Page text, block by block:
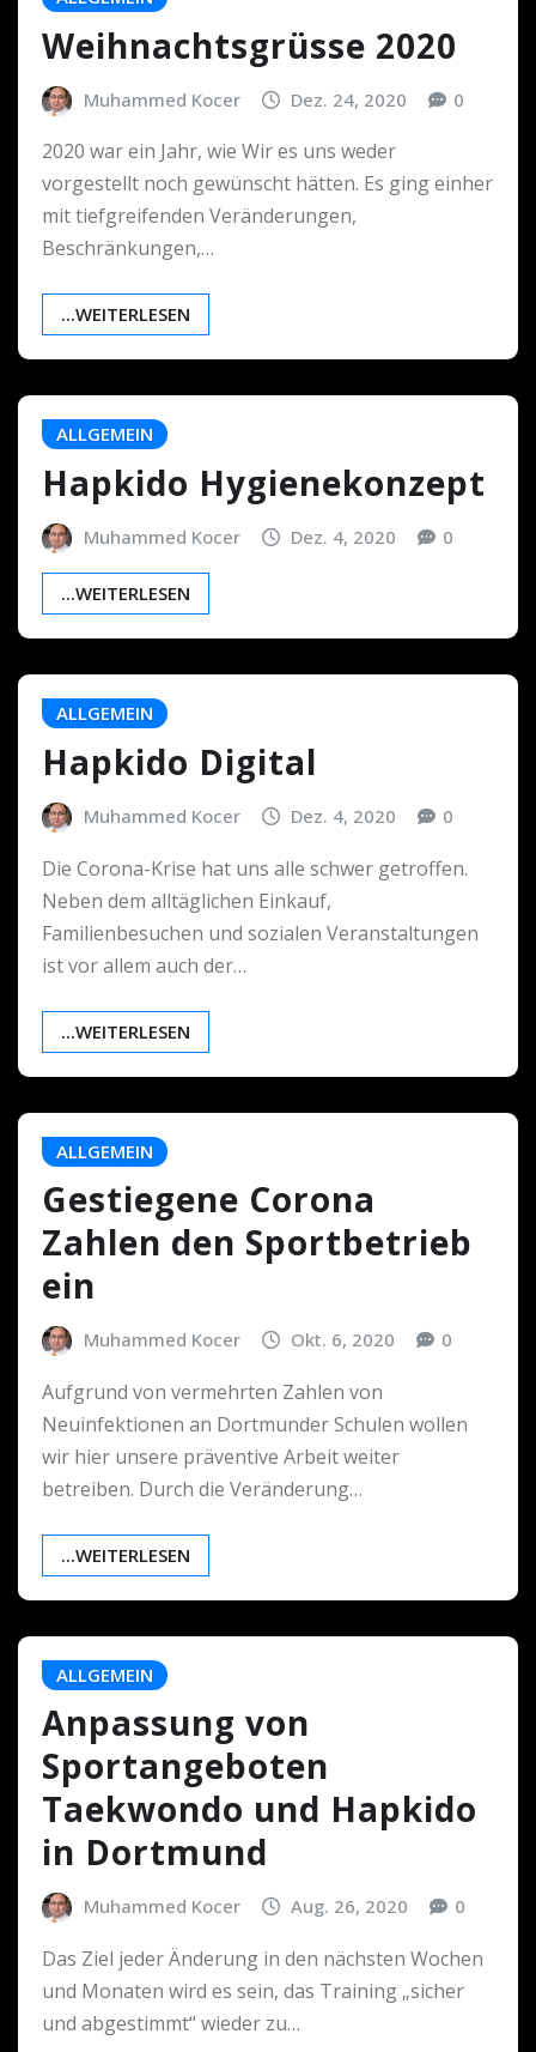
Weihnachtsgrüsse 2020
Muhammed Kocer Dez. 24, 2020 0
2020 war ein Jahr, wie Wir es uns weder
vorgestellt noch gewünscht hätten. Es ging einher
mit tiefgreifenden Veränderungen,
Beschränkungen,…
...WEITERLESEN
ALLGEMEIN
Hapkido Hygienekonzept
Muhammed Kocer Dez. 4, 2020 0
...WEITERLESEN
ALLGEMEIN
Hapkido Digital
Muhammed Kocer Dez. 4, 2020 0
Die Corona-Krise hat uns alle schwer getroffen.
Neben dem alltäglichen Einkauf,
Familienbesuchen und sozialen Veranstaltungen
ist vor allem auch der…
...WEITERLESEN
ALLGEMEIN
Gestiegene Corona
Zahlen den Sportbetrieb
ein
Muhammed Kocer Okt. 6, 2020 0
Aufgrund von vermehrten Zahlen von
Neuinfektionen an Dortmunder Schulen wollen
wir hier unsere präventive Arbeit weiter
betreiben. Durch die Veränderung…
...WEITERLESEN
ALLGEMEIN
Anpassung von
Sportangeboten
Taekwondo und Hapkido
in Dortmund
Muhammed Kocer Aug. 26, 2020 0
Das Ziel jeder Änderung in den nächsten Wochen
und Monaten wird es sein, das Training „sicher
und abgestimmt“ wieder zu…